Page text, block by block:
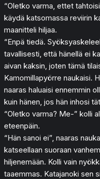
“Oletko varma, ettet
käydä katsomassa reviirin
maanitteli hiljaa.
“Enpä tiedä.
tavallisesti, että hänellä ei
aivan kaksin, joten tämä
Kamomillapyörre naukaisi.
naaras haluaisi ennemmin
kuin hänen, jos hän inhosi
“Oletko varma? Me-” kolli
eteenpäin.
“Hän sanoi ei”, naaras
katseellaan suoraan
hiljenemään. Kolli vain
taaemmas. Katajanoki sen